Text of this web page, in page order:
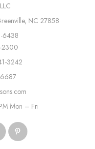
NC 27858
6438
3242
Mon – Fri